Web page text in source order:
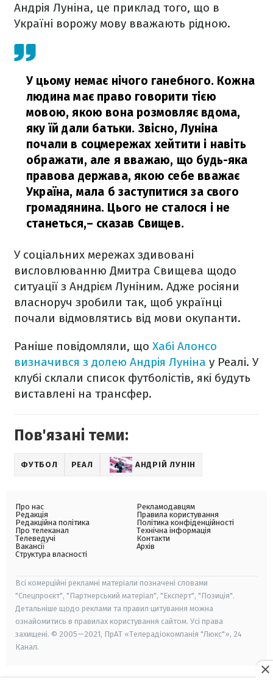
Андрія Луніна, це приклад того, що в
Україні ворожу мову вважають рідною.
У цьому немає нічого ганебного. Кожна
людина має право говорити тією
мовою, якою вона розмовляє вдома,
яку їй дали батьки. Звісно, Луніна
почали в соцмережах хейтити і навіть
ображати, але я вважаю, що будь-яка
правова держава, якою себе вважає
Україна, мала б заступитися за свого
громадянина. Цього не сталося і не
станеться,– сказав Свищев.
У соціальних мережах здивовані
висловлюванню Дмитра Свищева щодо
ситуації з Андрієм Луніним. Адже росіяни
власноруч зробили так, щоб українці
почали відмовлятись від мови окупанти.
Раніше повідомляли, що Хабі Алонсо
визначився з долею Андрія Луніна у Реалі. У
клубі склали список футболістів, які будуть
виставлені на трансфер.
Пов'язані теми:
ФУТБОЛ РЕАЛ АНДРІЙ ЛУНІН
Про нас
Редакція
Редакційна політика
Про телеканал
Телеведучі
Вакансії
Структура власності
Рекламодавцям
Правила користування
Політика конфіденційності
Технічна інформація
Контакти
Архів
Всі комерційні рекламні матеріали позначені словами
"Спецпроєкт", "Партнерський матеріал", "Експерт", "Позиція".
Детальніше щодо реклами та правил цитування можна
ознайомитись в правилах користування сайтом. Усі права
захищені. © 2005—2021, ПрАТ «Телерадіокомпанія "Люкс"», 24
Канал.